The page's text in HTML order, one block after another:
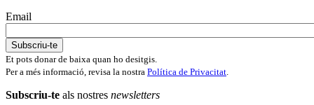
Email
Et pots donar de baixa quan ho desitgis.
Per a més informació, revisa la nostra Política de Privacitat.
Subscriu-te als nostres newsletters